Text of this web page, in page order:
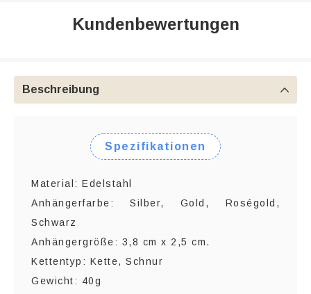
Kundenbewertungen
Beschreibung 
Spezifikationen
Material: Edelstahl
Anhängerfarbe: Silber, Gold, Roségold,
Schwarz
Anhängergröße: 3,8 cm x 2,5 cm.
Kettentyp: Kette, Schnur
Gewicht: 40g